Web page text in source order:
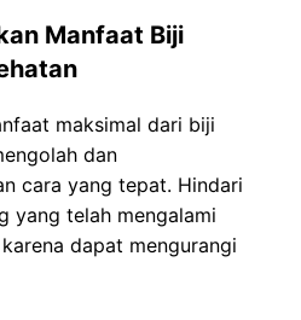
Manfaat Biji
maksimal dari biji
dan
cara yang tepat. Hindari
yang telah mengalami
dapat mengurangi